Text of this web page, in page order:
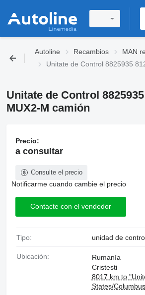
Autoline Recambios MAN
Unitate de Control 8825935
Unitate de Control
MUX2-M camión
Precio:
a consultar
Consulte el precio
Notificarme cuando cambie el precio
Contacte con el vendedor
Tipo: unidad de
Ubicación:
Rumanía
Cristesti
8017 km to
States/